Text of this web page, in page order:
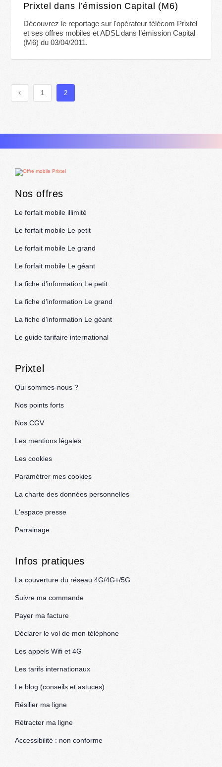
Prixtel dans l’émission Capital (M6)
Découvrez le reportage sur l'opérateur télécom Prixtel
et ses offres mobiles et ADSL dans l’émission Capital
(M6) du 03/04/2011.
1 2
Nos offres
Le forfait mobile illimité
Le forfait mobile Le petit
Le forfait mobile Le grand
Le forfait mobile Le géant
La fiche d'information Le petit
La fiche d'information Le grand
La fiche d'information Le géant
Le guide tarifaire international
Prixtel
Qui sommes-nous ?
Nos points forts
Nos CGV
Les mentions légales
Les cookies
Paramétrer mes cookies
La charte des données personnelles
L'espace presse
Parrainage
Infos pratiques
La couverture du réseau 4G/4G+/5G
Suivre ma commande
Payer ma facture
Déclarer le vol de mon téléphone
Les appels Wifi et 4G
Les tarifs internationaux
Le blog (conseils et astuces)
Résilier ma ligne
Rétracter ma ligne
Accessibilité : non conforme